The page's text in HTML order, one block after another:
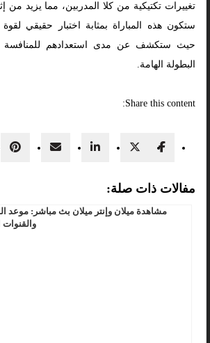
تغييرات تكتيكية من كلا المدربين، مما يزيد من
ستكون هذه المباراة بمثابة اختبار حقيقي لقوة
حيث ستكشف عن مدى استعدادهم
البطولة الهامة.
Share this content:
مفالات ذات صلة:
مشاهدة ميلان وإنتر ميلان بث مباشر: موعد
والقنوات